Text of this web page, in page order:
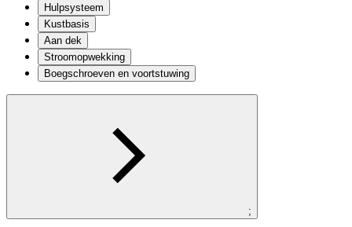
Hulpsysteem
Kustbasis
Aan dek
Stroomopwekking
Boegschroeven en voortstuwing
;